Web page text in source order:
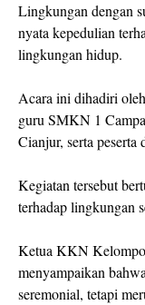
Lingkungan dengan
nyata kepedulian
lingkungan hidup.
Acara ini dihadiri
guru SMKN 1
Cianjur, serta
Kegiatan tersebut
terhadap lingkungan
Ketua KKN
menyampaikan
seremonial, tetapi